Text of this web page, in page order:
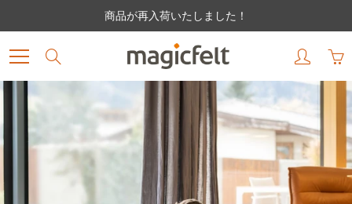
商品が再入荷いたしました！